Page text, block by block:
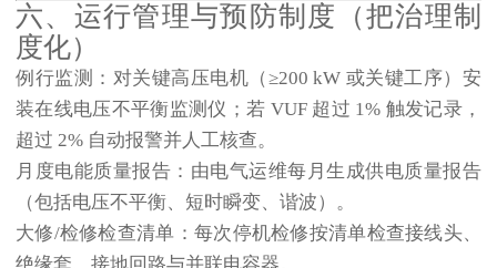
六、运行管理与预防制度（把治理制
度化）
例行监测 ：对关键高压电机（≥200 kW 或关键工序）安
装在线电压不平衡监测仪；若 VUF 超过 1% 触发记录，
超过 2% 自动报警并人工核查。
月度电能质量报告 ：由电气运维每月生成供电质量报告
（包括电压不平衡、短时瞬变、谐波）。
大修/检修检查清单 ：每次停机检修按清单检查接线头、